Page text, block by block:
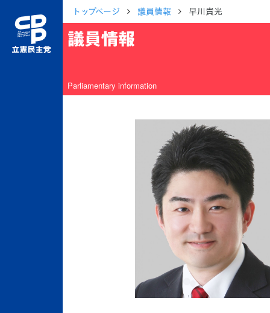
トップページ 議員情報 早川貴光
議員情報
Parliamentary information